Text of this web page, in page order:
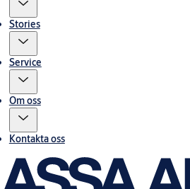
Stories
Service
Om oss
Kontakta oss